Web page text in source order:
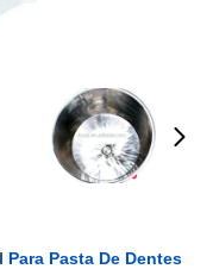
Pasta De Dentes